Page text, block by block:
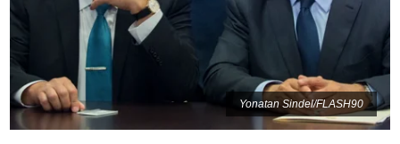
Yonatan Sindel/FLASH90